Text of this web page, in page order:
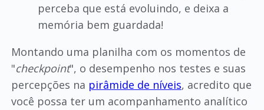
perceba que está evoluindo, e deixa a
memória bem guardada!
Montando uma planilha com os momentos de
"checkpoint", o desempenho nos testes e suas
percepções na pirâmide de níveis, acredito que
você possa ter um acompanhamento analítico